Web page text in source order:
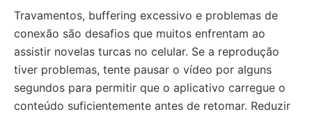
Travamentos, buffering excessivo e problemas de
conexão são desafios que muitos enfrentam ao
assistir novelas turcas no celular. Se a reprodução
tiver problemas, tente pausar o vídeo por alguns
segundos para permitir que o aplicativo carregue o
conteúdo suficientemente antes de retomar. Reduzir